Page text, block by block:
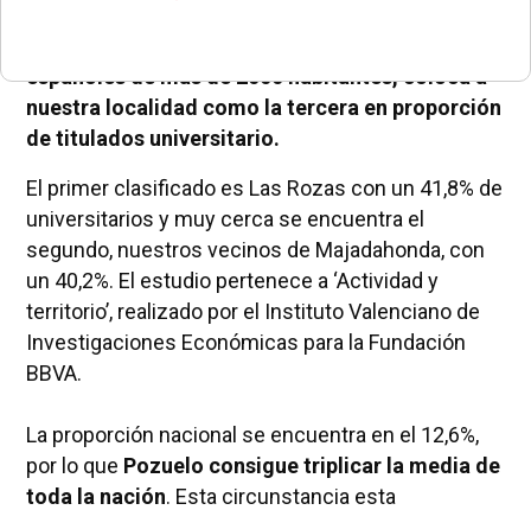
españoles de más de 2000 habitantes, coloca a
nuestra localidad como la tercera en proporción
de titulados universitario.
El primer clasificado es Las Rozas con un 41,8% de
universitarios y muy cerca se encuentra el
segundo, nuestros vecinos de Majadahonda, con
un 40,2%. El estudio pertenece a ‘Actividad y
territorio’, realizado por el Instituto Valenciano de
Investigaciones Económicas para la Fundación
BBVA.
La proporción nacional se encuentra en el 12,6%,
por lo que Pozuelo consigue triplicar la media de
toda la nación. Esta circunstancia esta